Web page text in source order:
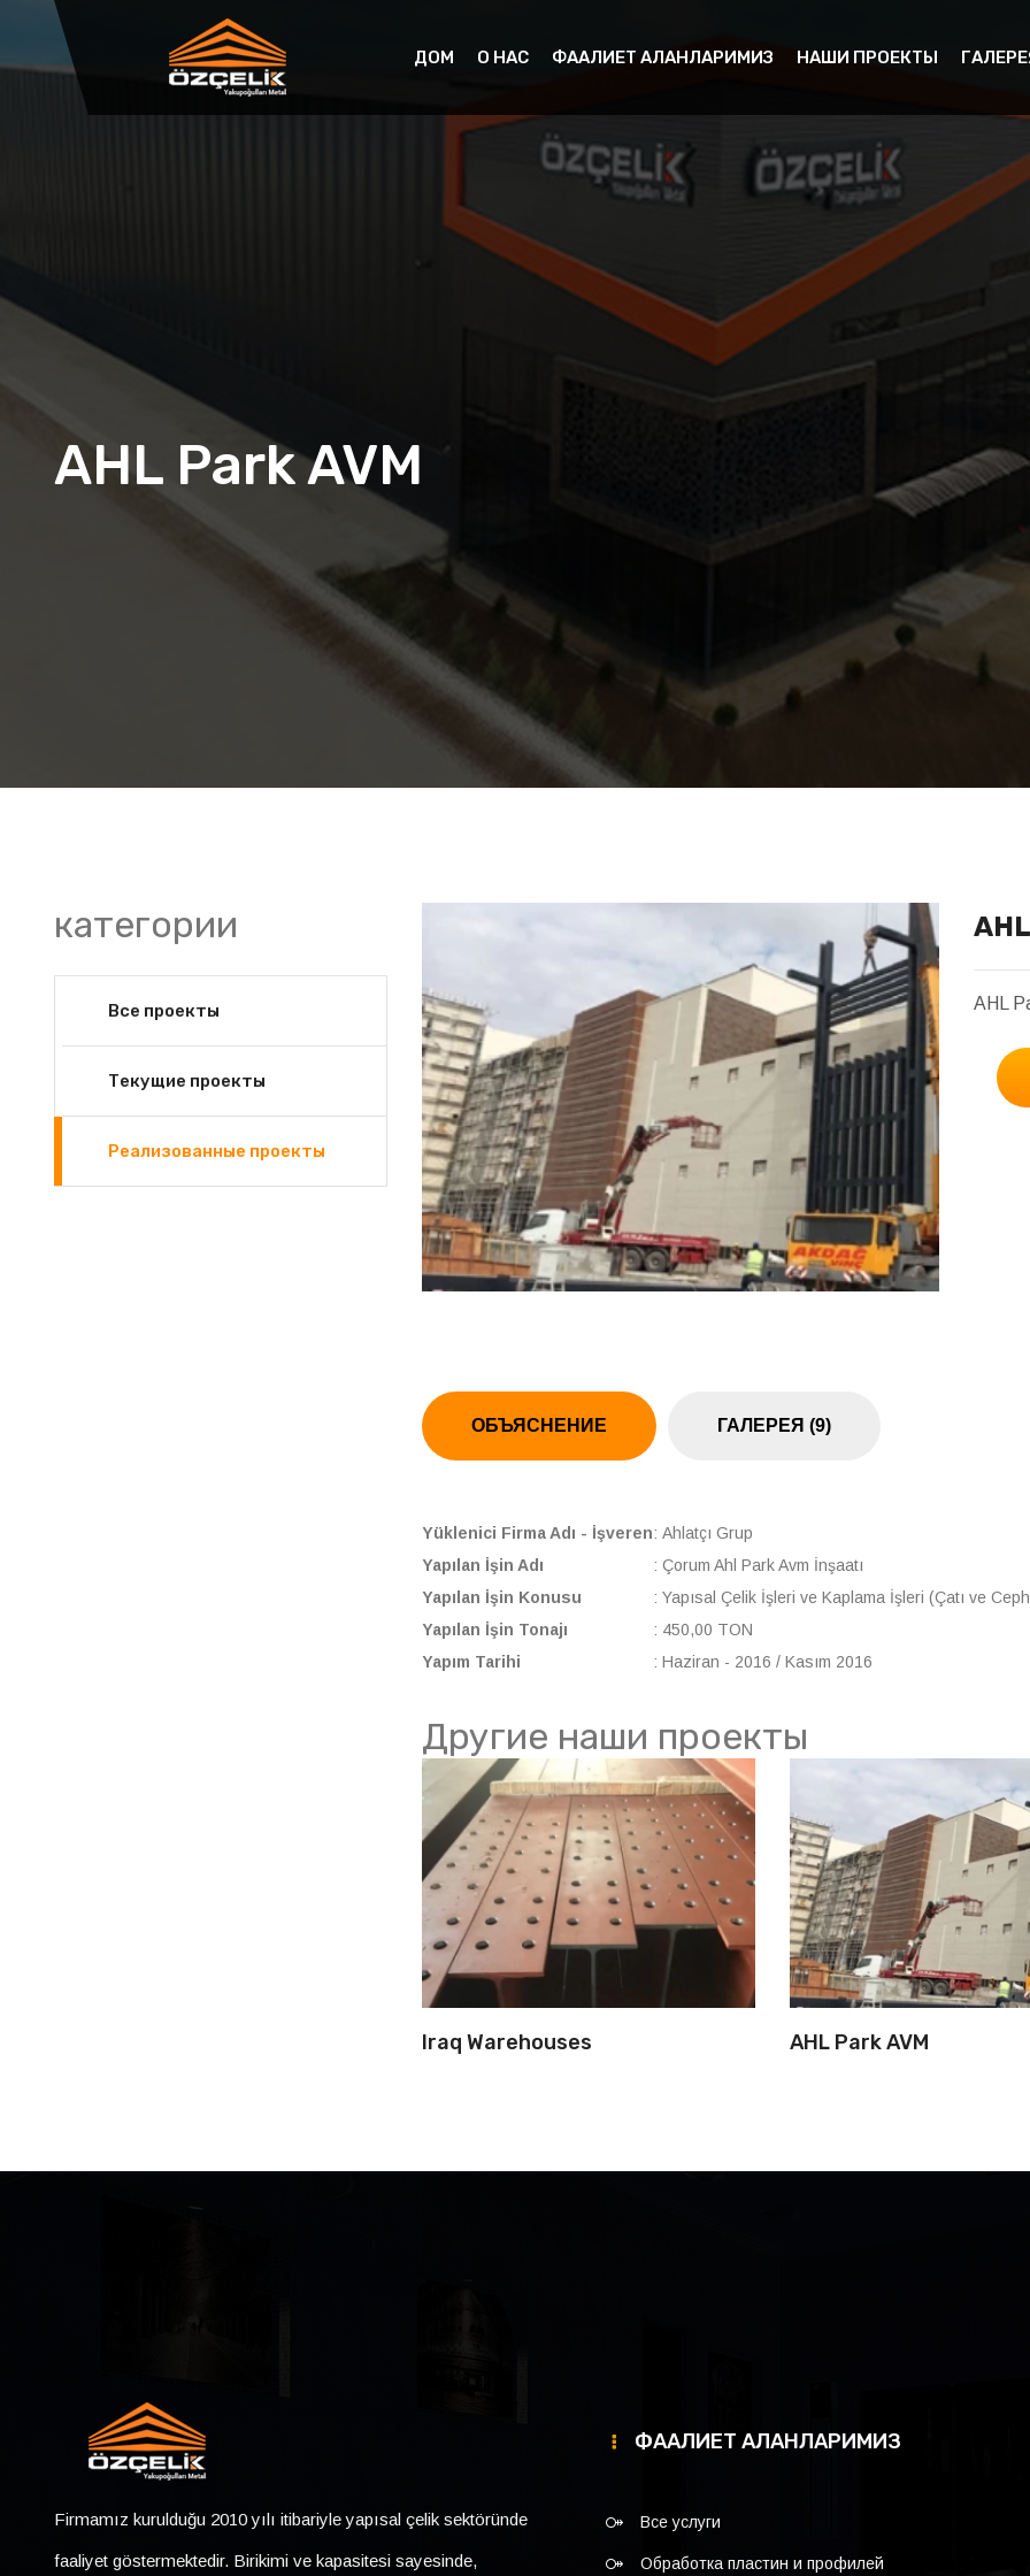
ДОМ О НАС ФААЛИЕТ АЛАНЛАРИМИЗ НАШИ ПРОЕКТЫ
AHL Park AVM
категории
Все проекты
Текущие проекты
Реализованные проекты
AHL
ОБЪЯСНЕНИЕ ГАЛЕРЕЯ (9)
Yüklenici Firma Adı - İşveren: Ahlatçı Grup
Yapılan İşin Adı
: Çorum Ahl Park Avm İnşaatı
Yapılan İşin Konusu
: Yapısal Çelik İşleri ve Kaplama İşleri (Çatı ve
Yapılan İşin Tonajı
: 450,00 TON
Yapım Tarihi
: Haziran - 2016 / Kasım 2016
Другие наши проекты
Iraq Warehouses AHL Park AVM
Firmamız kurulduğu 2010 yılı itibariyle yapısal çelik sektöründe
faaliyet göstermektedir. Birikimi ve kapasitesi sayesinde,
ФААЛИЕТ АЛАНЛАРИМИЗ
Все услуги
Обработка пластин и профилей